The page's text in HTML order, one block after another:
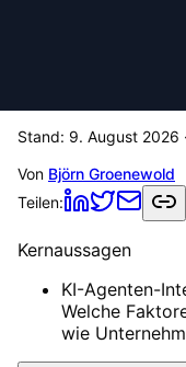
Stand: 9. August 2026
Von Björn Groenewold
Teilen:
Kernaussagen
KI-Agenten-
Welche
wie